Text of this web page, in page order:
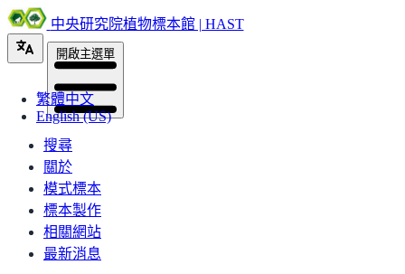
中央研究院植物標本館 | HAST
繁體中文
English (US)
開啟主選單
搜尋
關於
模式標本
標本製作
相關網站
最新消息